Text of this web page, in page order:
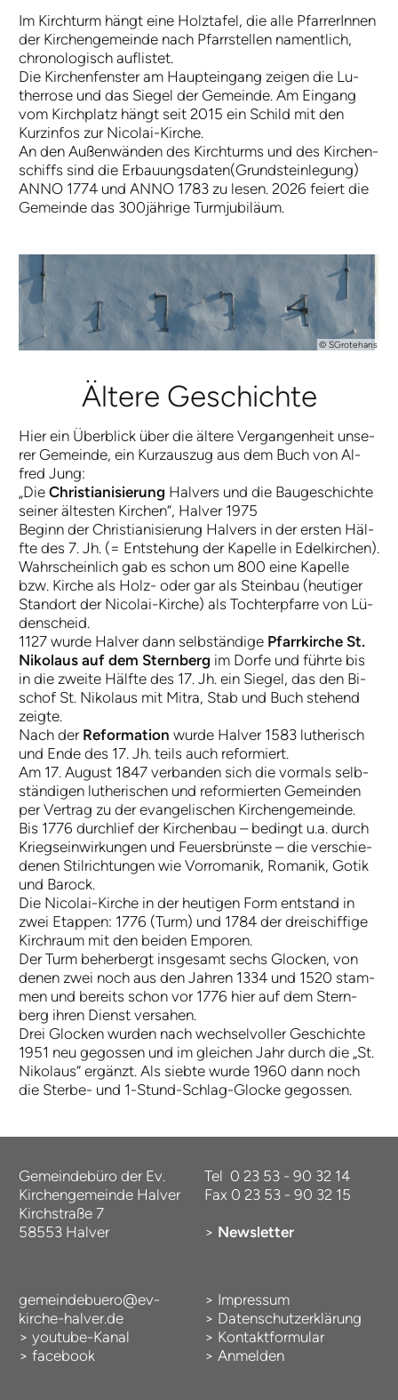
Im Kirch­turm hängt ei­ne Holz­ta­fel, die al­le Pfar­rer­In­nen
der Kir­chen­ge­mein­de nach Pfarr­stel­len na­ment­lich,
chronologisch auf­listet.
Die Kir­chen­fen­ster am Haupt­ein­gang zei­gen die Lu­
ther­rose und das Siegel der Ge­mein­de. Am Ein­gang
vom Kirch­platz hängt seit 2015 ein Schild mit den
Kurz­in­fos zur Ni­co­lai-­Kir­che.
An den Au­ßen­wän­den des Kirch­turms und des Kir­chen­
schiffs sind die Er­bau­ungs­da­ten(Grundsteinlegung)
AN­NO 1774 und AN­NO 1783 zu lesen. 2026 feiert die
Gemeinde das 300jährige Turmjubiläum.
© SGrotehans
Äl­te­re Ge­schich­te
Hier ein Ü­ber­blick ü­ber die äl­te­re Ver­gan­gen­heit un­se­
rer Ge­mein­de, ein Kurz­aus­zug aus dem Buch von Al­
fred Jung:
„Die Chri­sti­a­ni­sie­rung Hal­vers und die Bau­ge­schich­te
sei­ner äl­te­sten Kir­chen“, Hal­ver 1975
Be­ginn der Chri­sti­a­ni­sie­rung Hal­vers in der er­sten Häl­
fte des 7. Jh. (= Ent­steh­ung der Kapelle in Edelkirchen).
Wahr­schein­lich gab es schon um 800 ei­ne Ka­pel­le
bzw. Kir­che als Holz- oder gar als Stein­bau (heu­ti­ger
Stand­ort der Ni­co­lai-­Kir­che) als Toch­ter­pfar­re von Lü­
den­scheid.
1127 wur­de Halver dann selb­stän­dige Pfarr­kir­che St.
Ni­ko­laus auf dem Stern­berg im Dor­fe und führ­te bis
in die zwei­te Hälf­te des 17. Jh. ein Sie­gel, das den Bi­
schof St. Ni­ko­laus mit Mi­tra, Stab und Buch ste­hend
zeig­te.
Nach der Re­for­ma­ti­on wur­de Hal­ver 1583 lu­the­risch
und En­de des 17. Jh. teils auch re­for­miert.
Am 17. Au­gust 1847 ver­ban­den sich die vor­mals selb­
stän­digen lu­the­ri­schen und re­for­mier­ten Ge­mein­den
per Ver­trag zu der e­van­ge­li­schen Kir­chen­ge­mein­de.
Bis 1776 durch­lief der Kir­chen­bau – be­dingt u.a. durch
Kriegs­ein­wir­kungen und Feu­ers­brün­ste – die ver­­schie­
de­nen Stil­rich­tun­gen wie Vor­ro­ma­nik, Ro­ma­nik, Go­tik
und Ba­rock.
Die Ni­co­lai-­Kir­che in der heu­tigen Form ent­stand in
zwei E­tap­pen: 1776 (Turm) und 1784 der drei­schif­fige
Kirch­raum mit den bei­den Em­po­ren.
Der Turm be­her­bergt ins­ge­samt sechs Glo­cken, von
de­nen zwei noch aus den Jah­ren 1334 und 1520 stam­
men und be­reits schon vor 1776 hier auf dem Stern­
berg ih­ren Dienst ver­sa­hen.
Drei Glo­cken wur­den nach wech­sel­vol­ler Ge­schich­te
1951 neu ge­gos­sen und im glei­chen Jahr durch die „St.
Ni­ko­laus“ ergänzt. Als sieb­te wur­de 1960 dann noch
die Ster­be- und 1-­Stund-­Schlag-­Glo­cke ge­gos­sen.
Gemeindebüro der Ev.
Kirchengemeinde Halver
Kirchstraße 7
58553 Halver
Tel 0 23 53 - 90 32 14
Fax 0 23 53 - 90 32 15
> Newsletter
gemeindebuero@ev-
kirche-halver.de
> youtube-Kanal
> facebook
> Impressum
> Datenschutzerklärung
> Kontaktformular
>Anmelden